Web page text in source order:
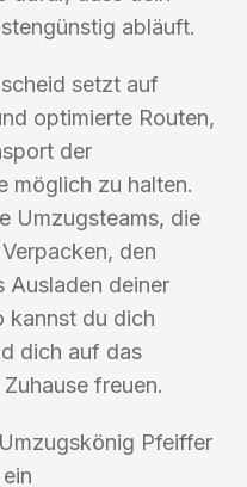
abläuft.
setzt auf
optimierte Routen,
der
möglich zu halten.
Umzugsteams, die
den
Ausladen deiner
kannst du dich
dich auf das
freuen.
Pfeiffer